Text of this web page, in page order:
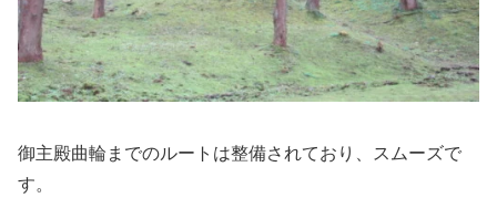
御主殿曲輪までのルートは整備されており、スムーズで
す。